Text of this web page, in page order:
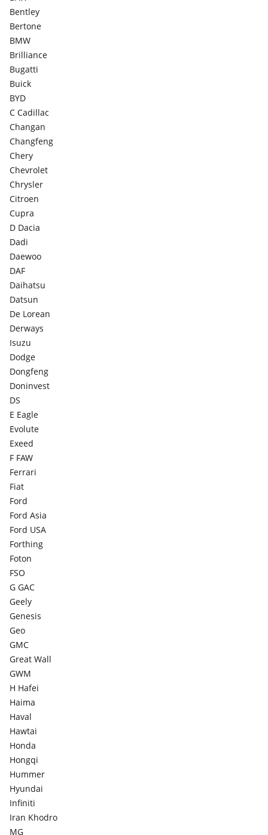
Bentley
Bertone
BMW
Brilliance
Bugatti
Buick
BYD
C Cadillac
Changan
Changfeng
Chery
Chevrolet
Chrysler
Citroen
Cupra
D Dacia
Dadi
Daewoo
DAF
Daihatsu
Datsun
De Lorean
Derways
Isuzu
Dodge
Dongfeng
Doninvest
DS
E Eagle
Evolute
Exeed
F FAW
Ferrari
Fiat
Ford
Ford Asia
Ford USA
Forthing
Foton
FSO
G GAC
Geely
Genesis
Geo
GMC
Great Wall
GWM
H Hafei
Haima
Haval
Hawtai
Honda
Hongqi
Hummer
Hyundai
Infiniti
Iran Khodro
MG